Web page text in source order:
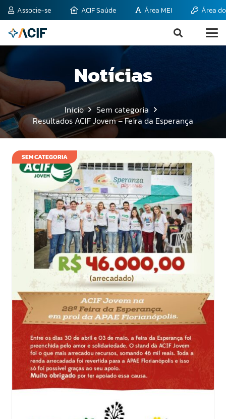
Associe-se ACIF Saúde Área MEI Área
Notícias
Início
Sem categoria
Resultados ACIF Jovem – Feira da Esperança
SEM CATEGORIA